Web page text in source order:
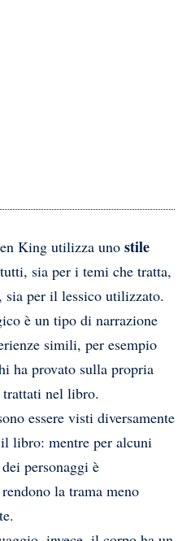
King utilizza uno stile
sia per i temi che tratta,
, sia per il lessico utilizzato.
è un tipo di narrazione
simili, per esempio
ha provato sulla propria
nel libro.
essere visti diversamente
libro: mentre per alcuni
personaggi è
la trama meno